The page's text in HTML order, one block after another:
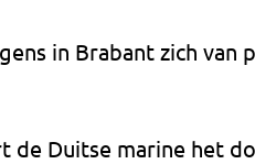
in Brabant zich van
de Duitse marine het